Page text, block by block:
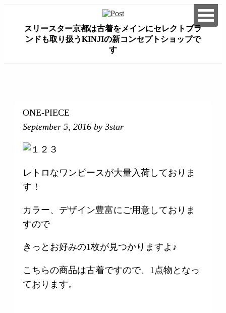
スリースター京都は古着をメインにセレクトブラ
ンドも取り扱うKINJIの新コンセプトショップで
す
займ на карту онлайн без отказа
ONE-PIECE
September 5, 2016 by 3star
レトロなワンピースが大量入荷しておりま
す！
カラー、デザイン豊富にご用意しておりま
すので
きっとお好みの1枚が見つかりますよ♪
こちらの商品は古着ですので、1点物となっ
ております。